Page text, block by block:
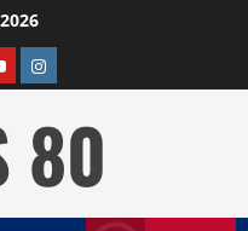
instagram
80